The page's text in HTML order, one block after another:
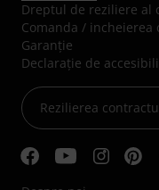
Dreptul de reziliere al
Comanda / incheierea
Garanție
Declarație de
Rezilierea